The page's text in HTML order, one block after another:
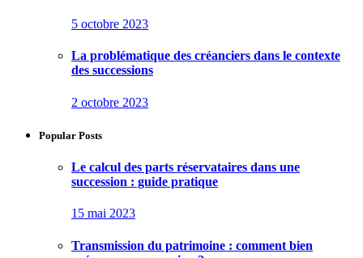
5 octobre 2023
La problématique des créanciers dans le contexte
des successions
2 octobre 2023
Popular Posts
Le calcul des parts réservataires dans une
succession : guide pratique
15 mai 2023
Transmission du patrimoine : comment bien